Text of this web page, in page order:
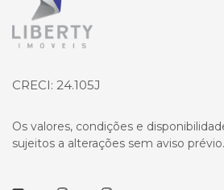
CRECI: 24.105J
Os valores, condições e
sujeitos a alterações sem aviso prévio.